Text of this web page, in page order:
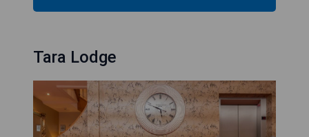
Tara Lodge